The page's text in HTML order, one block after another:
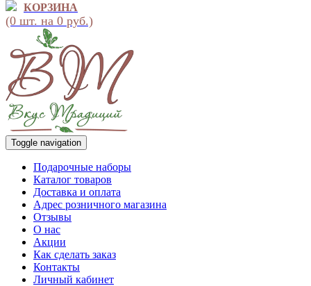
КОРЗИНА
(0 шт. на 0 руб.)
Toggle navigation
Подарочные наборы
Каталог товаров
Доставка и оплата
Адрес розничного магазина
Отзывы
О нас
Акции
Как сделать заказ
Контакты
Личный кабинет